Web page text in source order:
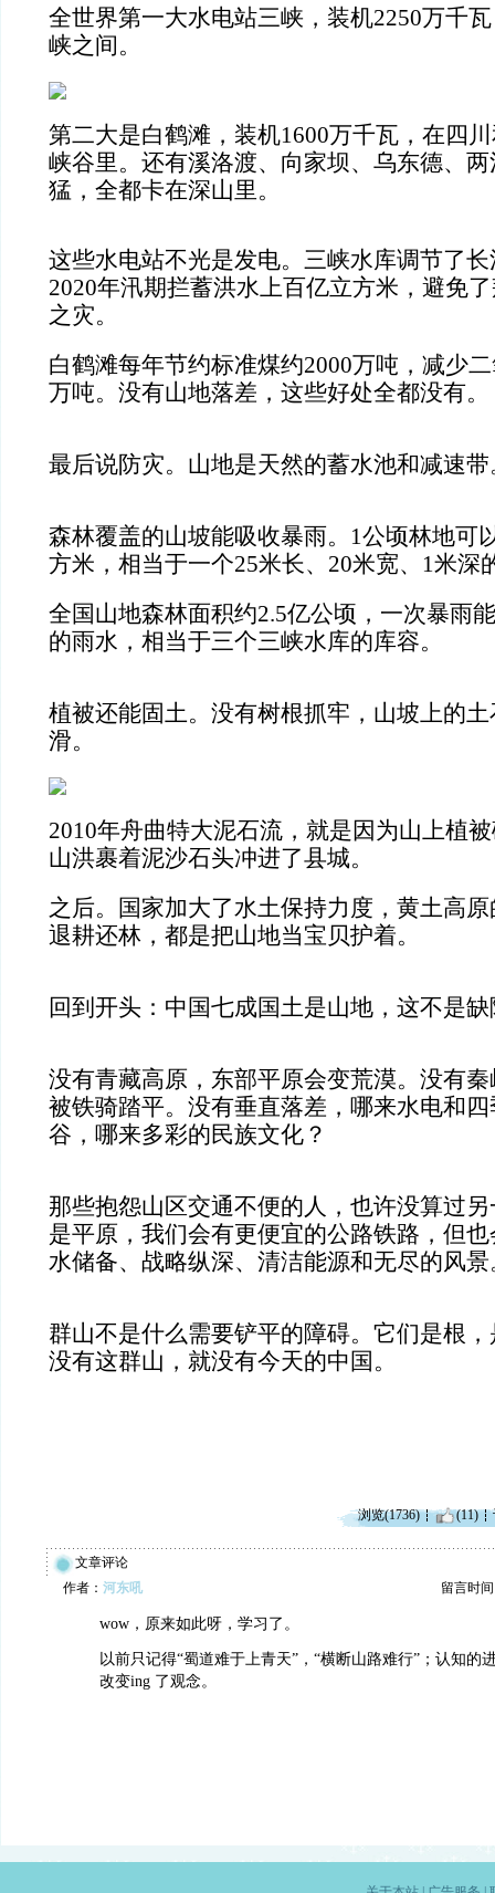
全世界第一大水电站三峡，装机2250万千
峡之间。
第二大是白鹤滩，装机1600万千瓦，在四
峡谷里。还有溪洛渡、向家坝、乌东德、
猛，全都卡在深山里。
这些水电站不光是发电。三峡水库调节了
2020年汛期拦蓄洪水上百亿立方米，避免
之灾。
白鹤滩每年节约标准煤约2000万吨，减少
万吨。没有山地落差，这些好处全都没有。
最后说防灾。山地是天然的蓄水池和减速带
森林覆盖的山坡能吸收暴雨。1公顷林地可
方米，相当于一个25米长、20米宽、1米深
全国山地森林面积约2.5亿公顷，一次暴雨
的雨水，相当于三个三峡水库的库容。
植被还能固土。没有树根抓牢，山坡上的
滑。
2010年舟曲特大泥石流，就是因为山上植
山洪裹着泥沙石头冲进了县城。
之后。国家加大了水土保持力度，黄土高
退耕还林，都是把山地当宝贝护着。
回到开头：中国七成国土是山地，这不是
没有青藏高原，东部平原会变荒漠。没有
被铁骑踏平。没有垂直落差，哪来水电和
谷，哪来多彩的民族文化？
那些抱怨山区交通不便的人，也许没算过
是平原，我们会有更便宜的公路铁路，但
水储备、战略纵深、清洁能源和无尽的风景
群山不是什么需要铲平的障碍。它们是根
没有这群山，就没有今天的中国。
浏览(1736) (11)
文章评论
作者： 河东吼 留言时间
wow，原来如此呀，学习了。
以前只记得“蜀道难于上青天”，“横断山路难行”；认知的
改变ing 了观念。